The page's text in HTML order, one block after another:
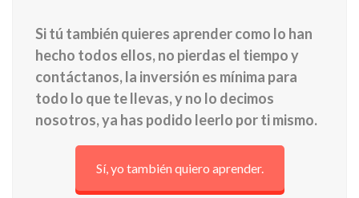
Si tú también quieres aprender como lo han
hecho todos ellos, no pierdas el tiempo y
contáctanos, la inversión es mínima para
todo lo que te llevas, y no lo decimos
nosotros, ya has podido leerlo por ti mismo.
Sí, yo también quiero aprender.